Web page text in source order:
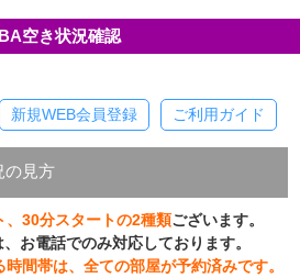
空き状況確認
ご利用ガイド
新規WEB会員登録
の見方
、30分スタートの2種類ございます。
お電話でのみ対応しております。
時間帯は、全ての部屋が予約済みです。